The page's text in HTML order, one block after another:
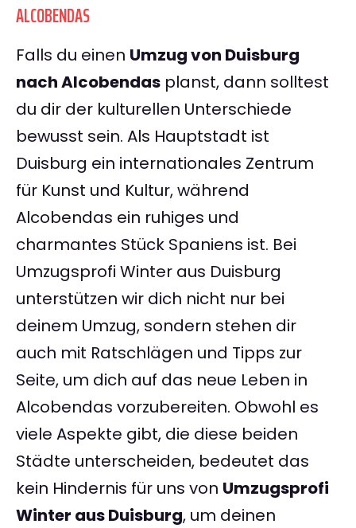
ALCOBENDAS
Falls du einen Umzug von Duisburg
nach Alcobendas planst, dann solltest
du dir der kulturellen Unterschiede
bewusst sein. Als Hauptstadt ist
Duisburg ein internationales Zentrum
für Kunst und Kultur, während
Alcobendas ein ruhiges und
charmantes Stück Spaniens ist. Bei
Umzugsprofi Winter aus Duisburg
unterstützen wir dich nicht nur bei
deinem Umzug, sondern stehen dir
auch mit Ratschlägen und Tipps zur
Seite, um dich auf das neue Leben in
Alcobendas vorzubereiten. Obwohl es
viele Aspekte gibt, die diese beiden
Städte unterscheiden, bedeutet das
kein Hindernis für uns von Umzugsprofi
Winter aus Duisburg, um deinen